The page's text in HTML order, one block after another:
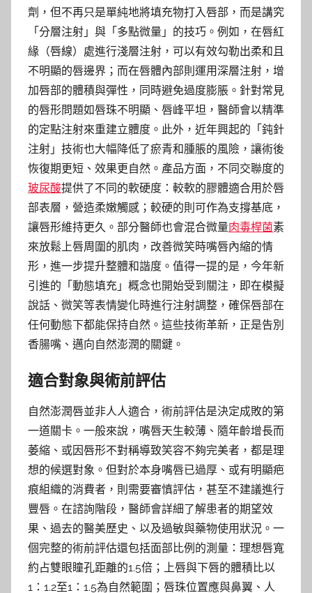
劑，但不再只是單純地將填充物打入唇部，而是講究
「分層注射」與「多點微量」的技巧。例如，在唇紅
緣（唇線）處進行淺層注射，可以有效勾勒出柔和且
不明顯的唇邊界；而在唇體內部則運用深層注射，增
加唇部的體積與彈性，同時避免過度膨脹。針對常見
的唇形問題如唇珠不明顯、唇峰平坦，醫師會以精準
的定點注射來重建立體度。此外，近年興起的「鈍針
注射」技術也大幅降低了瘀青和腫脹的風險，讓術後
恢復期更短、效果更自然。產品方面，不同交聯度的
玻尿酸提供了不同的軟硬度：較軟的膠體適合用於唇
部表層，營造柔嫩觸感；較硬的則可作為支撐基底，
讓唇形維持更久。部分醫師也會混合微量肉毒桿菌素
來放鬆上唇周圍的肌肉，改善微笑時嘴唇內縮的情
形，進一步提升整體和諧度。值得一提的是，今年新
引進的「動態填充」概念也開始受到關注，即在模擬
說話、微笑等表情變化時進行注射調整，確保唇部在
任何動態下都能保持自然。這些技術革新，正是告別
香腸嘴、邁向自然澎潤的關鍵。
適合對象與術前評估
自然澎潤唇並非人人適合，術前評估是決定成敗的第
一道關卡。一般來說，嘴唇天生較薄、隨年齡增長而
萎縮、或因唇形不對稱導致笑容不夠完美者，都是理
想的候選對象。但對於本身嘴唇已過厚、或有明顯疤
痕組織的消費者，則需要審慎評估，甚至不建議進行
豐唇。在諮詢階段，醫師會詳細了解患者的期望效
果、過去的醫美歷史、以及過敏與藥物使用狀況。一
個完整的術前評估還包括面部比例的測量：理想唇寬
約占雙眼瞳孔距離的1.5倍；上唇與下唇的體積比以
1：1.2至1：1.5為自然範圍；唇珠位置應與鼻翼、人